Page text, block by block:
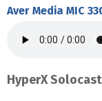
Aver Media MIC
HyperX Solocast